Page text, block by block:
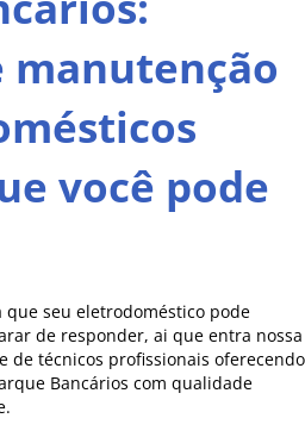
manutenção
você pode
seu eletrodoméstico pode
de responder, ai que entra nossa
de técnicos profissionais oferecendo
Bancários com qualidade